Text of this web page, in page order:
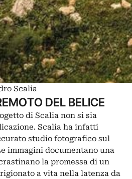
Scalia
DEL BELICE
di Scalia non si sia
Scalia ha infatti
studio fotografico sul
immagini documentano una
la promessa di un
a vita nella latenza da